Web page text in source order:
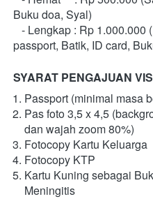
Buku doa, Syal)
passport, Batik, ID card,
SYARAT PENGAJUAN
Passport (minimal masa
Pas foto 3,5 x 4,5
dan wajah zoom 80%)
Fotocopy Kartu Keluarga
Fotocopy KTP
Kartu Kuning sebagai
Meningitis